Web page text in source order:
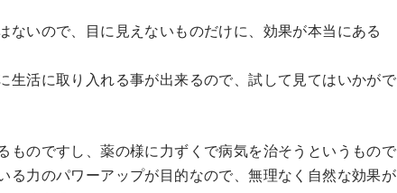
ないので、目に見えないものだけに、効果が本当にある
生活に取り入れる事が出来るので、試して見てはいかがで
ものですし、薬の様に力ずくで病気を治そうというもので
る力のパワーアップが目的なので、無理なく自然な効果が